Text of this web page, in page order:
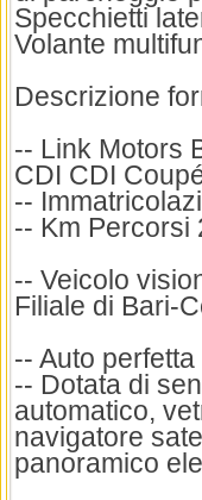
Specchietti
Volante
Descrizione
-- Link Motors
CDI CDI
--
-- Km Percorsi
-- Veicolo
Filiale di Bari-
-- Auto
-- Dotata di
automatico,
navigatore
panoramico